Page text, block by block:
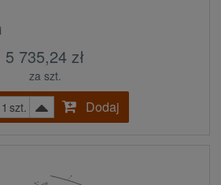
5 735,24 zł
za szt.
szt.
Dodaj